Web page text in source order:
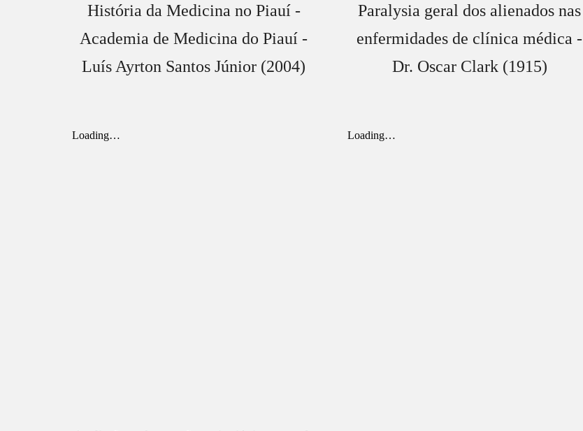
História da Medicina no Piauí -
Academia de Medicina do Piauí -
Luís Ayrton Santos Júnior (2004)
Paralysia geral dos alienados nas
enfermidades de clínica médica -
Dr. Oscar Clark (1915)